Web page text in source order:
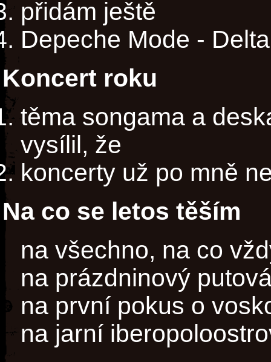
přidám ještě
Depeche Mode -
Koncert roku
těma songama a
vysílil, že
koncerty už po mně
Na co se letos těším
na všechno, na co
na prázdninový
na první pokus o
na jarní